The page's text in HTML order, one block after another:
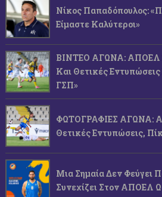
Νίκος Παπαδόπουλος:
Είμαστε Καλύτεροι»
ΒΙΝΤΕΟ ΑΓΩΝΑ: ΑΠΟΕΛ
Και Θετικές
ΓΣΠ»
ΦΩΤΟΓΡΑΦΙΕΣ ΑΓΩΝΑ:
Θετικές Εντυπώσεις,
Μια Σημαία Δεν Φεύγει
Συνεχίζει Στον ΑΠΟΕΛ